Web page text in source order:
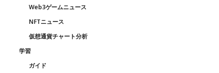
Web3ゲームニュース
NFTニュース
仮想通貨チャート分析
学習
ガイド